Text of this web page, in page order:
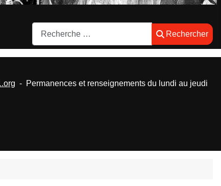
Rechercher
Rechercher
- Permanences et renseignements du lundi au jeudi